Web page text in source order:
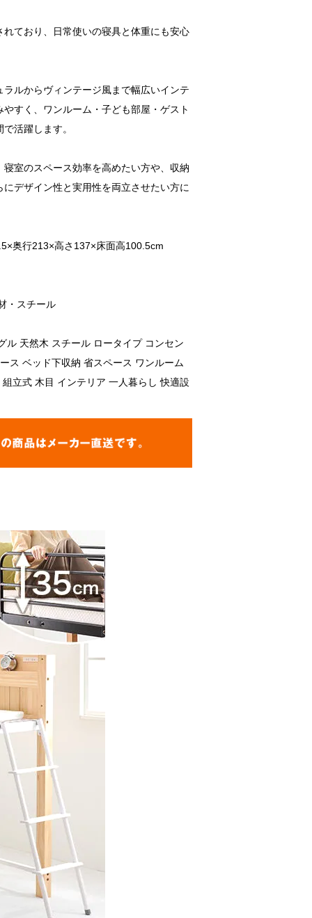
れており、日常使いの寝具と体重にも安心
ラルからヴィンテージ風まで幅広いインテ
やすく、ワンルーム・子ども部屋・ゲスト
活躍します。
寝室のスペース効率を高めたい方や、収納
にデザイン性と実用性を両立させたい方に
奥行213×高さ137×床面高100.5cm
・スチール
ル 天然木 スチール ロータイプ コンセン
ス ベッド下収納 省スペース ワンルーム
立式 木目 インテリア 一人暮らし 快適設